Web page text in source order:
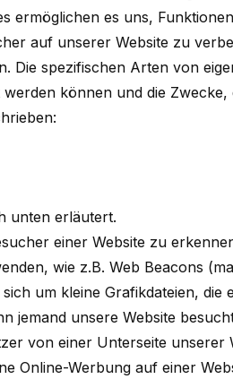
ermöglichen es uns,
auf unserer Website zu
Die spezifischen Arten von
können und die
unten erläutert.
einer Website zu
wie z.B. Web Beacons
um kleine Grafikdateien, die
jemand unsere Website
von einer Unterseite unserer
Online-Werbung auf einer